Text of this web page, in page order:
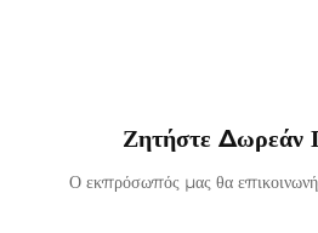
Ζητήστε Δωρεάν
Ο εκπρόσωπός μας θα